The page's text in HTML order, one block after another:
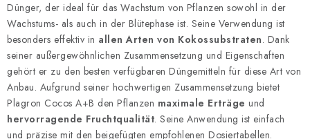
Dünger, der ideal für das Wachstum von Pflanzen sowohl in der
Wachstums- als auch in der Blütephase ist. Seine Verwendung ist
besonders effektiv in allen Arten von Kokossubstraten. Dank
seiner außergewöhnlichen Zusammensetzung und Eigenschaften
gehört er zu den besten verfügbaren Düngemitteln für diese Art von
Anbau. Aufgrund seiner hochwertigen Zusammensetzung bietet
Plagron Cocos A+B den Pflanzen maximale Erträge und
hervorragende Fruchtqualität. Seine Anwendung ist einfach
und präzise mit den beigefügten empfohlenen Dosiertabellen.